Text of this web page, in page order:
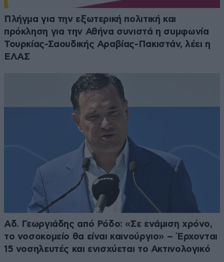
Πλήγμα για την εξωτερική πολιτική και
πρόκληση για την Αθήνα συνιστά η συμφωνία
Τουρκίας-Σαουδικής Αραβίας-Πακιστάν, λέει η
ΕΛΑΣ
Αδ. Γεωργιάδης από Ρόδο: «Σε ενάμιση χρόνο,
το νοσοκομείο θα είναι καινούργιο» – Έρχονται
15 νοσηλευτές και ενισχύεται το Ακτινολογικό